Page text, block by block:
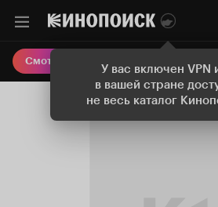
У вас включен VPN
в вашей стране
не весь каталог
Смотреть кино Онлайн-